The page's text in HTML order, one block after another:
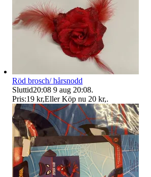
Röd brosch/ hårsnodd
Sluttid20:08 9 aug 20:08.
Pris:19 kr,Eller Köp nu 20 kr,.